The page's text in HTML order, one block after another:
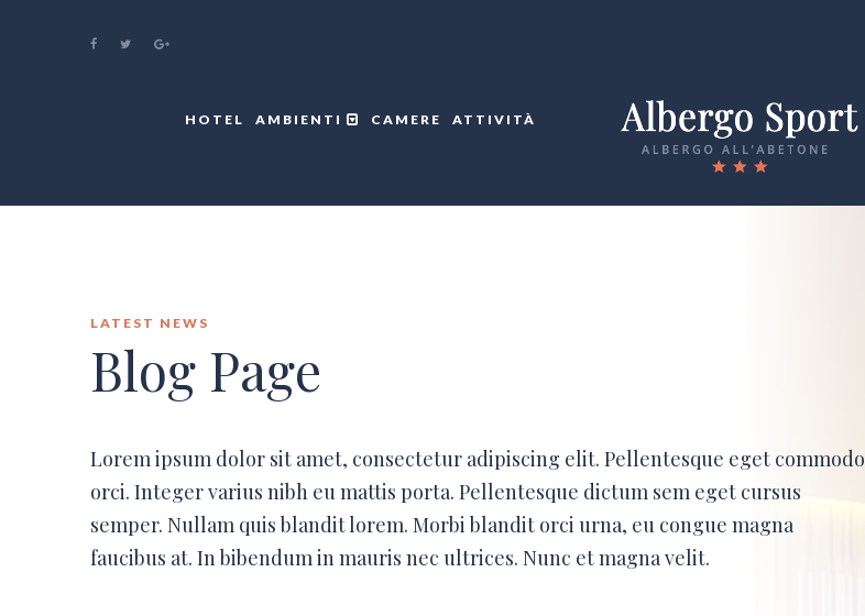
HOTEL AMBIENTI CAMERE ATTIVITÀ
LATEST NEWS
Blog Page
Lorem ipsum dolor sit amet, consectetur adipiscing elit. Pellentesque eget commodo
orci. Integer varius nibh eu mattis porta. Pellentesque dictum sem eget cursus
semper. Nullam quis blandit lorem. Morbi blandit orci urna, eu congue magna
faucibus at. In bibendum in mauris nec ultrices. Nunc et magna velit.